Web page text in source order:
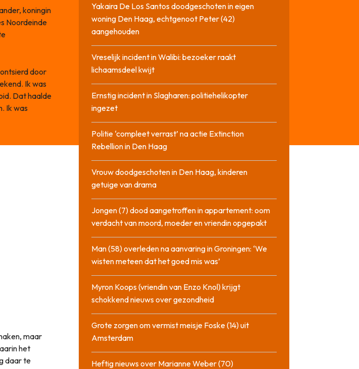
koningin
Noordeinde
door
Ik was
Dat haalde
Ik was
maar
het
daar te
Yakaira De Los Santos doodgeschoten in eigen
woning Den Haag, echtgenoot Peter (42)
aangehouden
Vreselijk incident in Walibi: bezoeker raakt
lichaamsdeel kwijt
Ernstig incident in Slagharen: politiehelikopter
ingezet
Politie ‘compleet verrast’ na actie Extinction
Rebellion in Den Haag
Vrouw doodgeschoten in Den Haag, kinderen
getuige van drama
Jongen (7) dood aangetroffen in appartement: oom
verdacht van moord, moeder en vriendin opgepakt
Man (58) overleden na aanvaring in Groningen: ‘We
wisten meteen dat het goed mis was’
Myron Koops (vriendin van Enzo Knol) krijgt
schokkend nieuws over gezondheid
Grote zorgen om vermist meisje Foske (14) uit
Amsterdam
Heftig nieuws over Marianne Weber (70)